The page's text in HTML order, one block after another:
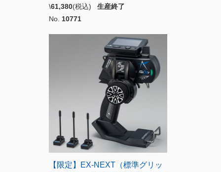
\61,380(税込) 生産終了
No. 10771
【限定】EX-NEXT（標準グリッ